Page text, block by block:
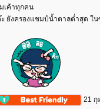
เค้าทุกคน
ยังครองแชมป์น้ำตาลต่ำสุด ใ
21 กุ